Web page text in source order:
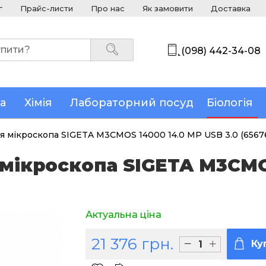
Прайс-листи Про нас Як замовити Доставка
(098) 442-34-08
Хімія Лабораторний посуд Біологія
SIGETA M3CMOS 14000 14.0 MP USB 3.0
SIGETA
Актуальна ціна
21 376 грн.